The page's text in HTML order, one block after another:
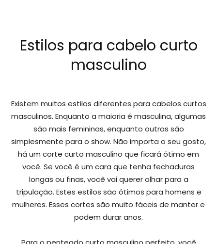
Estilos para cabelo curto
masculino
Existem muitos estilos diferentes para cabelos curtos
masculinos. Enquanto a maioria é masculina, algumas
são mais femininas, enquanto outras são
simplesmente para o show. Não importa o seu gosto,
há um corte curto masculino que ficará ótimo em
você. Se você é um cara que tenha fechaduras
longas ou finas, você vai querer olhar para a
tripulação. Estes estilos são ótimos para homens e
mulheres. Esses cortes são muito fáceis de manter e
podem durar anos.